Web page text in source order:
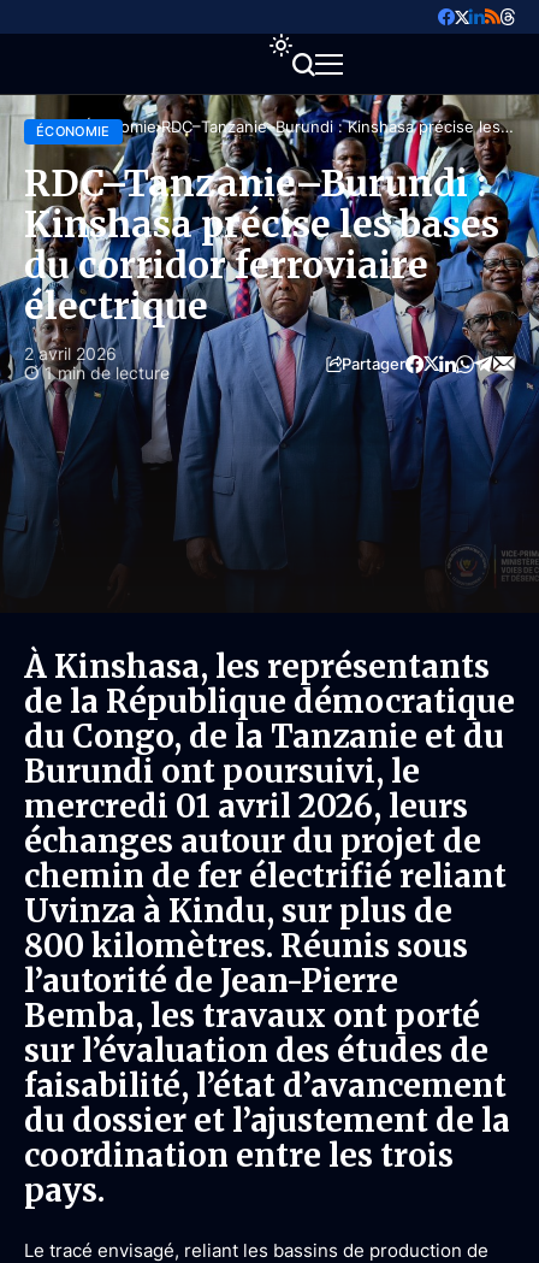
Accueil Économie RDC–Tanzanie–Burundi : Kinshasa précise les
bases du corridor ferroviaire électrique
ÉCONOMIE
RDC–Tanzanie–Burundi :
Kinshasa précise les bases
du corridor ferroviaire
électrique
2 avril 2026
1 min de lecture
Partager
À Kinshasa, les représentants
de la République démocratique
du Congo, de la Tanzanie et du
Burundi ont poursuivi, le
mercredi 01 avril 2026, leurs
échanges autour du projet de
chemin de fer électrifié reliant
Uvinza à Kindu, sur plus de
800 kilomètres. Réunis sous
l’autorité de Jean-Pierre
Bemba, les travaux ont porté
sur l’évaluation des études de
faisabilité, l’état d’avancement
du dossier et l’ajustement de la
coordination entre les trois
pays.
Le tracé envisagé, reliant les bassins de production de